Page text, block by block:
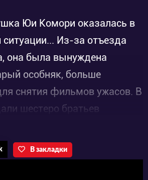
Юи Комори оказалась в
ситуации... Из-за отъезда
она была вынуждена
особняк, больше
снятия фильмов ужасов. В
шестеро братьев
Чтобы не скучать
стала ходить в одну школу
в школе Рётэй
В закладки